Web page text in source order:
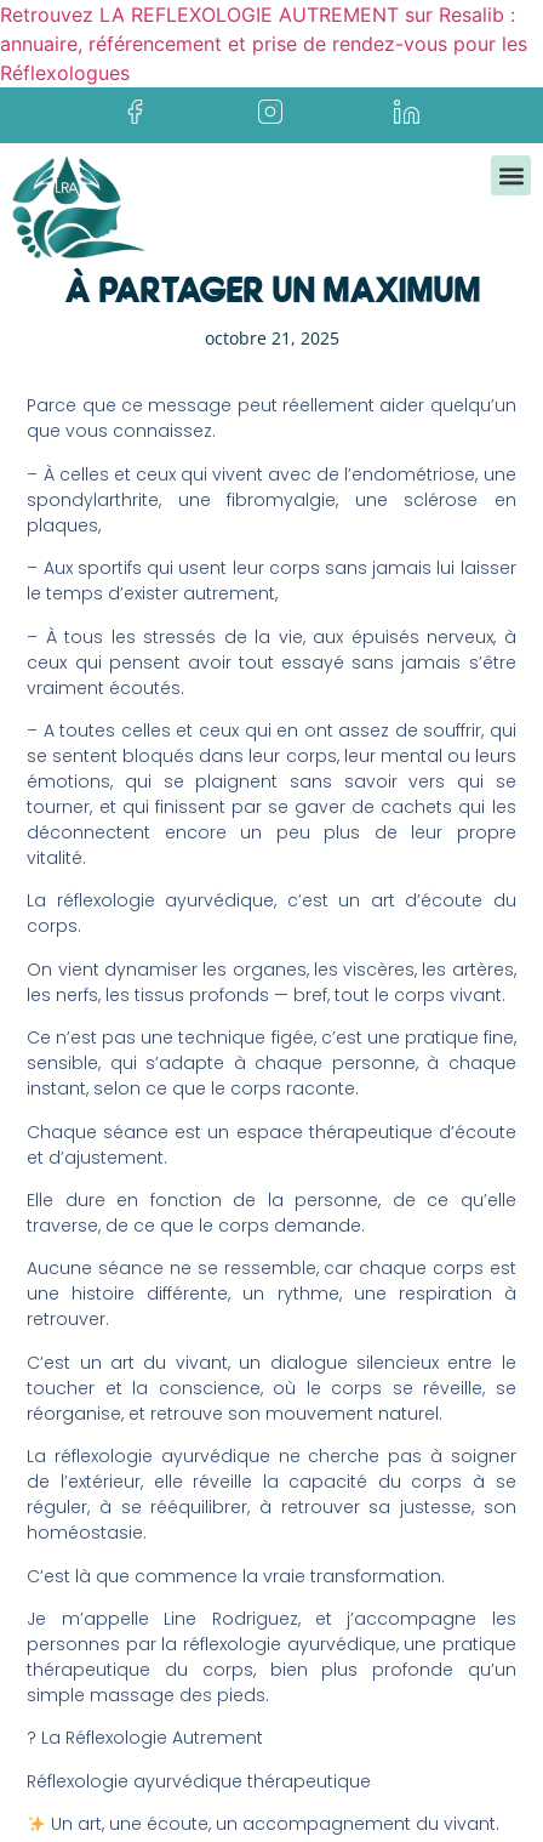
Retrouvez LA REFLEXOLOGIE AUTREMENT sur Resalib :
annuaire, référencement et prise de rendez-vous pour les
Réflexologues
À PARTAGER UN MAXIMUM
octobre 21, 2025
Parce que ce message peut réellement aider quelqu’un
que vous connaissez.
– À celles et ceux qui vivent avec de l’endométriose, une
spondylarthrite, une fibromyalgie, une sclérose en
plaques,
– Aux sportifs qui usent leur corps sans jamais lui laisser
le temps d’exister autrement,
– À tous les stressés de la vie, aux épuisés nerveux, à
ceux qui pensent avoir tout essayé sans jamais s’être
vraiment écoutés.
– A toutes celles et ceux qui en ont assez de souffrir, qui
se sentent bloqués dans leur corps, leur mental ou leurs
émotions, qui se plaignent sans savoir vers qui se
tourner, et qui finissent par se gaver de cachets qui les
déconnectent encore un peu plus de leur propre
vitalité.
La réflexologie ayurvédique, c’est un art d’écoute du
corps.
On vient dynamiser les organes, les viscères, les artères,
les nerfs, les tissus profonds — bref, tout le corps vivant.
Ce n’est pas une technique figée, c’est une pratique fine,
sensible, qui s’adapte à chaque personne, à chaque
instant, selon ce que le corps raconte.
Chaque séance est un espace thérapeutique d’écoute
et d’ajustement.
Elle dure en fonction de la personne, de ce qu’elle
traverse, de ce que le corps demande.
Aucune séance ne se ressemble, car chaque corps est
une histoire différente, un rythme, une respiration à
retrouver.
C’est un art du vivant, un dialogue silencieux entre le
toucher et la conscience, où le corps se réveille, se
réorganise, et retrouve son mouvement naturel.
La réflexologie ayurvédique ne cherche pas à soigner
de l’extérieur, elle réveille la capacité du corps à se
réguler, à se rééquilibrer, à retrouver sa justesse, son
homéostasie.
C’est là que commence la vraie transformation.
Je m’appelle Line Rodriguez, et j’accompagne les
personnes par la réflexologie ayurvédique, une pratique
thérapeutique du corps, bien plus profonde qu’un
simple massage des pieds.
? La Réflexologie Autrement
Réflexologie ayurvédique thérapeutique
Un art, une écoute, un accompagnement du vivant.